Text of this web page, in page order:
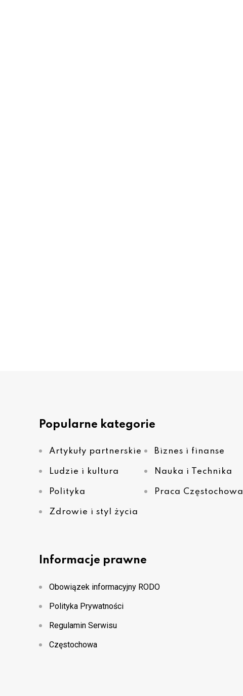
Popularne kategorie
Artykuły partnerskie Biznes i finanse
Ludzie i kultura Nauka i Technika
Polityka Praca Częstochowa
Zdrowie i styl życia
Informacje prawne
Obowiązek informacyjny RODO
Polityka Prywatności
Regulamin Serwisu
Częstochowa